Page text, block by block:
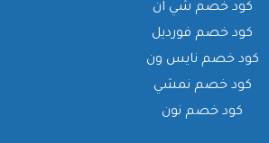
كود خصم شي ان
كود خصم فورديل
كود خصم نايس ون
كود خصم نمشي
كود خصم نون